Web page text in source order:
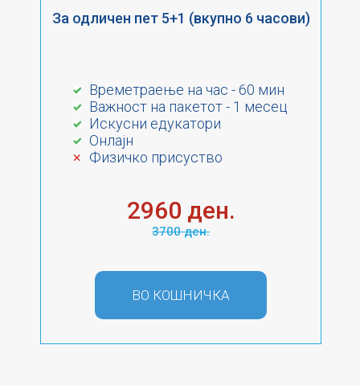
За одличен пет 5+1 (вкупно 6 часови)
Времетраење на час - 60 мин
Важност на пакетот - 1 месец
Искусни едукатори
Онлајн
Физичко присуство
2960 ден.
3700 ден.
ВО КОШНИЧКА